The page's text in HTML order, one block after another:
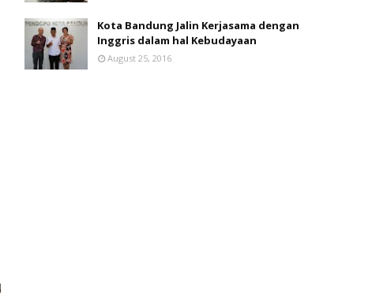
Kota Bandung Jalin Kerjasama dengan
Inggris dalam hal Kebudayaan
August 25, 2016